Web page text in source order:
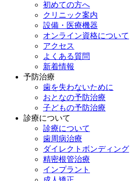
初めての方へ
クリニック案内
設備・医療機器
オンライン資格について
アクセス
よくある質問
新着情報
予防治療
歯を失わないために
おとなの予防治療
子どもの予防治療
診療について
診療について
歯周病治療
ダイレクトボンディング
精密根管治療
インプラント